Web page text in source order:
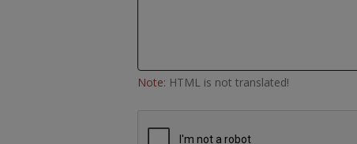
Note: HTML is not translated!